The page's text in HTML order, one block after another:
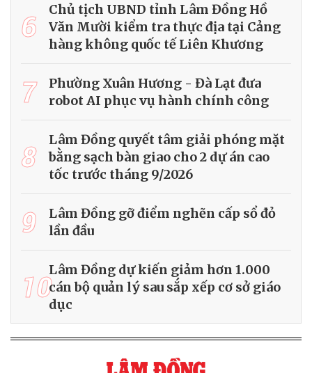
6
Chủ tịch UBND tỉnh Lâm Đồng Hồ
Văn Mười kiểm tra thực địa tại Cảng
hàng không quốc tế Liên Khương
7
Phường Xuân Hương - Đà Lạt đưa
robot AI phục vụ hành chính công
8
Lâm Đồng quyết tâm giải phóng mặt
bằng sạch bàn giao cho 2 dự án cao
tốc trước tháng 9/2026
9
Lâm Đồng gỡ điểm nghẽn cấp sổ đỏ
lần đầu
10Lâm Đồng dự kiến giảm hơn 1.000
cán bộ quản lý sau sắp xếp cơ sở giáo
dục